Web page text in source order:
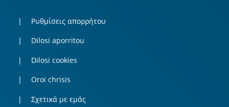
Ρυθμίσεις απορρήτου
Dilosi aporritou
Dilosi cookies
Oroi chrisis
Σχετικά με εμάς